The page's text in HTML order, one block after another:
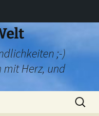
;-)
Herz, und
Suchen
nach: